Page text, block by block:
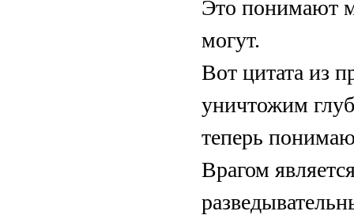
Это понимают
могут.
Вот цитата из
уничтожим
теперь
Врагом